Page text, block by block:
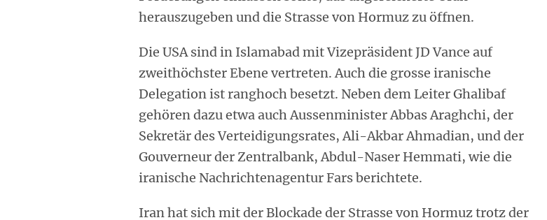
herauszugeben und die Strasse von Hormuz zu öffnen.
Die USA sind in Islamabad mit Vizepräsident JD Vance auf
zweithöchster Ebene vertreten. Auch die grosse iranische
Delegation ist ranghoch besetzt. Neben dem Leiter Ghalibaf
gehören dazu etwa auch Aussenminister Abbas Araghchi, der
Sekretär des Verteidigungsrates, Ali-Akbar Ahmadian, und der
Gouverneur der Zentralbank, Abdul-Naser Hemmati, wie die
iranische Nachrichtenagentur Fars berichtete.
Iran hat sich mit der Blockade der Strasse von Hormuz trotz der